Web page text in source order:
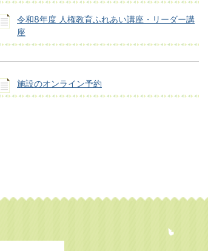
令和8年度 人権教育ふれあい講座・リーダー講
座
施設のオンライン予約